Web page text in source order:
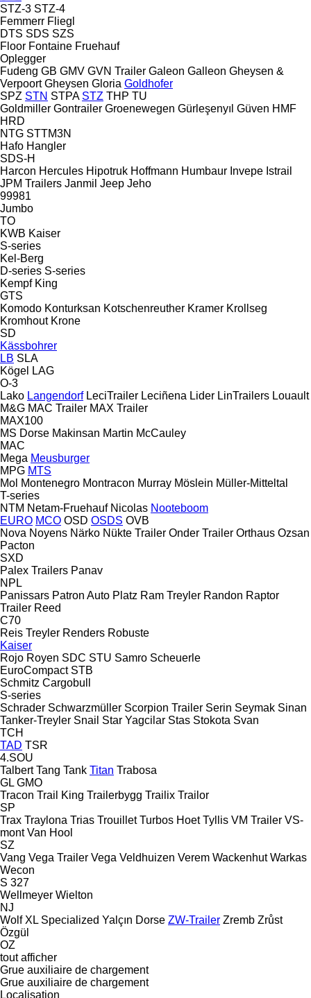
STZ-3 STZ-4
Femmerr Fliegl
DTS SDS SZS
Floor Fontaine Fruehauf
Oplegger
Fudeng GB GMV GVN Trailer Galeon Galleon Gheysen &
Verpoort Gheysen Gloria Goldhofer
SPZ STN STPA STZ THP TU
Goldmiller Gontrailer Groenewegen Gürleşenyıl Güven HMF
HRD
NTG STTM3N
Hafo Hangler
SDS-H
Harcon Hercules Hipotruk Hoffmann Humbaur Invepe Istrail
JPM Trailers Janmil Jeep Jeho
99981
Jumbo
TO
KWB Kaiser
S-series
Kel-Berg
D-series S-series
Kempf King
GTS
Komodo Konturksan Kotschenreuther Kramer Krollseg
Kromhout Krone
SD
Kässbohrer
LB SLA
Kögel
LAG
O-3
Lako Langendorf LeciTrailer Leciñena Lider LinTrailers Louault
M&G MAC Trailer MAX Trailer
MAX100
MS Dorse Makinsan Martin McCauley
MAC
Mega Meusburger
MPG MTS
Mol Montenegro Montracon Murray Möslein Müller-Mitteltal
T-series
NTM Netam-Fruehauf Nicolas Nooteboom
EURO MCO OSD OSDS OVB
Nova Noyens Närko Nükte Trailer Onder Trailer Orthaus Ozsan
Pacton
SXD
Palex Trailers Panav
NPL
Panissars Patron Auto Platz Ram Treyler Randon Raptor
Trailer Reed
C70
Reis Treyler Renders Robuste
Kaiser
Rojo Royen SDC STU Samro Scheuerle
EuroCompact STB
Schmitz Cargobull
S-series
Schrader Schwarzmüller Scorpion Trailer Serin Seymak Sinan
Tanker-Treyler Snail Star Yagcilar Stas Stokota Svan
TCH
TAD TSR
4.SOU
Talbert Tang Tank Titan Trabosa
GL GMO
Tracon Trail King Trailerbygg Trailix Trailor
SP
Trax Traylona Trias Trouillet Turbos Hoet Tyllis VM Trailer VS-
mont Van Hool
SZ
Vang Vega Trailer Vega Veldhuizen Verem Wackenhut Warkas
Wecon
S 327
Wellmeyer Wielton
NJ
Wolf XL Specialized Yalçın Dorse ZW-Trailer Zremb Zrůst
Özgül
OZ
tout afficher
Grue auxiliaire de chargement
Grue auxiliaire de chargement
Localisation